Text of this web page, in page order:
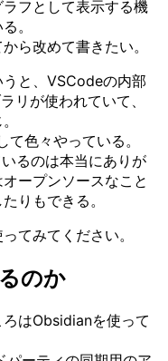
フとして表示する機
。
ら改めて書きたい。
と、VSCodeの内部
リが使われていて、
色々やっている。
るのは本当にありが
ープンソースなこと
りもできる。
てみてください。
のか
はObsidianを使って